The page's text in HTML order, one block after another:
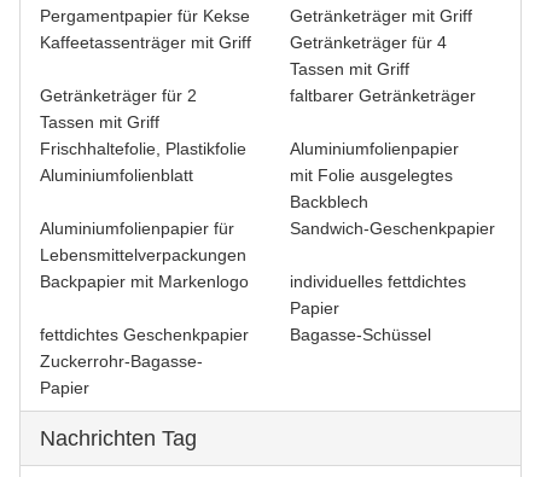
Pergamentpapier für Kekse
Getränketräger mit Griff
Kaffeetassenträger mit Griff
Getränketräger für 4
Tassen mit Griff
Getränketräger für 2
Tassen mit Griff
faltbarer Getränketräger
Frischhaltefolie, Plastikfolie
Aluminiumfolienpapier
Aluminiumfolienblatt
mit Folie ausgelegtes
Backblech
Aluminiumfolienpapier für
Lebensmittelverpackungen
Sandwich-Geschenkpapier
Backpapier mit Markenlogo
individuelles fettdichtes
Papier
fettdichtes Geschenkpapier
Bagasse-Schüssel
Zuckerrohr-Bagasse-
Papier
Nachrichten Tag